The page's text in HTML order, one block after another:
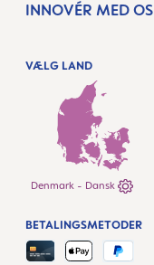
INNOVÉR MED OS
VÆLG LAND
Denmark - Dansk
BETALINGSMETODER